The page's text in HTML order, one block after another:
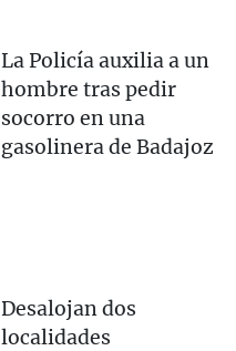
La Policía auxilia a un
hombre tras pedir
socorro en una
gasolinera de Badajoz
Desalojan dos
localidades